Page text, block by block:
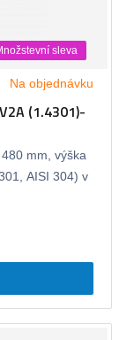
sleva
Na objednávku
(1.4301)-
mm, výška
AISI 304) v